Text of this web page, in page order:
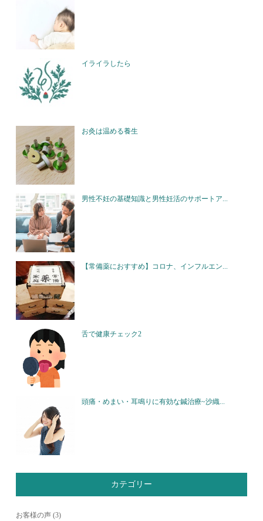
イライラしたら
お灸は温める養生
男性不妊の基礎知識と男性妊活のサポートア...
【常備薬におすすめ】コロナ、インフルエン...
舌で健康チェック2
頭痛・めまい・耳鳴りに有効な鍼治療~沙織...
カテゴリー
お客様の声 (3)